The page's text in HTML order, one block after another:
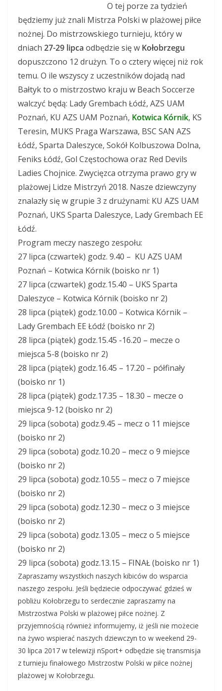
O tej porze za tydzień
będziemy już znali Mistrza Polski w plażowej piłce
nożnej. Do mistrzowskiego turnieju, który w
dniach 27-29 lipca odbędzie się w Kołobrzegu
dopuszczono 12 drużyn. To o cztery więcej niż rok
temu. O ile wszyscy z uczestników dojadą nad
Bałtyk to o mistrzostwo kraju w Beach Soccerze
walczyć będą: Lady Grembach Łódź, AZS UAM
Poznań, KU AZS UAM Poznań, Kotwica Kórnik, KS
Teresin, MUKS Praga Warszawa, BSC SAN AZS
Łódź, Sparta Daleszyce, Sokół Kolbuszowa Dolna,
Feniks Łódź, Gol Częstochowa oraz Red Devils
Ladies Chojnice. Zwycięzca otrzyma prawo gry w
plażowej Lidze Mistrzyń 2018. Nasze dziewczyny
znalazły się w grupie 3 z drużynami: KU AZS UAM
Poznań, UKS Sparta Daleszyce, Lady Grembach EE
Łódź.
Program meczy naszego zespołu:
27 lipca (czwartek) godz. 9.40 – KU AZS UAM
Poznań – Kotwica Kórnik (boisko nr 1)
27 lipca (czwartek) godz.15.40 – UKS Sparta
Daleszyce – Kotwica Kórnik (boisko nr 2)
28 lipca (piątek) godz.10.00 – Kotwica Kórnik –
Lady Grembach EE Łódź (boisko nr 2)
28 lipca (piątek) godz.15.45 -16.20 – mecze o
miejsca 5-8 (boisko nr 2)
28 lipca (piątek) godz.16.45 – 17.20 – półfinały
(boisko nr 1)
28 lipca (piątek) godz.17.35 – 18.30 – mecze o
miejsca 9-12 (boisko nr 2)
29 lipca (sobota) godz.9.45 – mecz o 11 miejsce
(boisko nr 2)
29 lipca (sobota) godz.10.20 – mecz o 9 miejsce
(boisko nr 2)
29 lipca (sobota) godz.10.55 – mecz o 7 miejsce
(boisko nr 2)
29 lipca (sobota) godz.12.30 – mecz o 3 miejsce
(boisko nr 2)
29 lipca (sobota) godz.13.05 – mecz o 5 miejsce
(boisko nr 2)
29 lipca (sobota) godz.13.15 – FINAŁ (boisko nr 1)
Zapraszamy wszystkich naszych kibiców do wsparcia
naszego zespołu. Jeśli będziecie odpoczywać gdzieś w
pobliżu Kołobrzegu to serdecznie zapraszamy na
Mistrzostwa Polski w plażowej piłce nożnej. Z
przyjemnością również informujemy, iż jeśli nie możecie
na żywo wspierać naszych dziewczyn to w weekend 29-
30 lipca 2017 w telewizji nSport+ odbędzie się transmisja
z turnieju finałowego Mistrzostw Polski w piłce nożnej
plażowej w Kołobrzegu.